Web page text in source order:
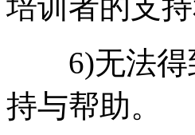
培训者的支
6)无法得
持与帮助。